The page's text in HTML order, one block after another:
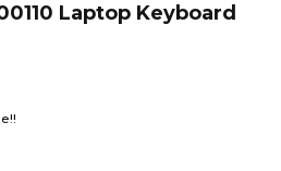
Laptop Keyboard